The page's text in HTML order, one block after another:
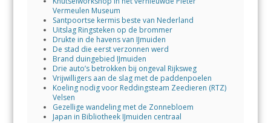
Vermeulen Museum
Santpoortse kermis beste van Nederland
Uitslag Ringsteken op de brommer
Drukte in de havens van IJmuiden
De stad die eerst verzonnen werd
Brand duingebied IJmuiden
Drie auto’s betrokken bij ongeval Rijksweg
Vrijwilligers aan de slag met de paddenpoelen
Koeling nodig voor Reddingsteam Zeedieren (RTZ)
Velsen
Gezellige wandeling met de Zonnebloem
Japan in Bibliotheek IJmuiden centraal